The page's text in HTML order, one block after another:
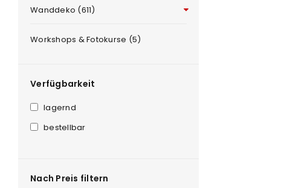
Passwort
Wanddeko (611)
Workshops & Fotokurse (5)
Verfügbarkeit
lagernd
bestellbar
Nach Preis filtern